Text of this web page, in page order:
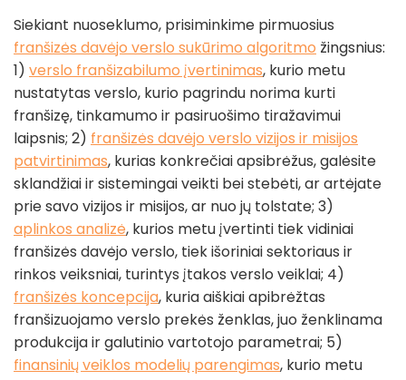
Siekiant nuoseklumo, prisiminkime pirmuosius
franšizės davėjo verslo sukūrimo algoritmo žingsnius:
1) verslo franšizabilumo įvertinimas, kurio metu
nustatytas verslo, kurio pagrindu norima kurti
franšizę, tinkamumo ir pasiruošimo tiražavimui
laipsnis; 2) franšizės davėjo verslo vizijos ir misijos
patvirtinimas, kurias konkrečiai apsibrėžus, galėsite
sklandžiai ir sistemingai veikti bei stebėti, ar artėjate
prie savo vizijos ir misijos, ar nuo jų tolstate; 3)
aplinkos analizė, kurios metu įvertinti tiek vidiniai
franšizės davėjo verslo, tiek išoriniai sektoriaus ir
rinkos veiksniai, turintys įtakos verslo veiklai; 4)
franšizės koncepcija, kuria aiškiai apibrėžtas
franšizuojamo verslo prekės ženklas, juo ženklinama
produkcija ir galutinio vartotojo parametrai; 5)
finansinių veiklos modelių parengimas, kurio metu